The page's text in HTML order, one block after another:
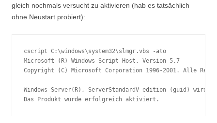
gleich nochmals versucht zu aktivieren (hab es tatsächlich
ohne Neustart probiert):
cscript C:\windows\system32\slmgr.vbs -ato
Microsoft (R) Windows Script Host, Version 5.7
Copyright (C) Microsoft Corporation 1996-2001. Alle
Windows Server(R), ServerStandardV edition (guid)